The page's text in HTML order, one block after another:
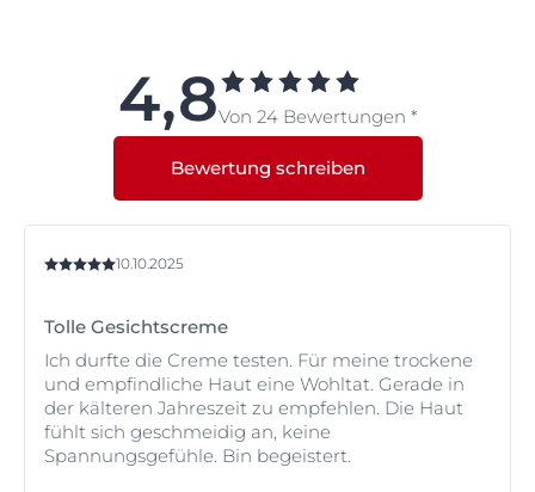
4,8Von 24 Bewertungen *
Bewertung schreiben
10.10.2025
Tolle Gesichtscreme
Ich durfte die Creme testen. Für meine trockene
und empfindliche Haut eine Wohltat. Gerade in
der kälteren Jahreszeit zu empfehlen. Die Haut
fühlt sich geschmeidig an, keine
Spannungsgefühle. Bin begeistert.